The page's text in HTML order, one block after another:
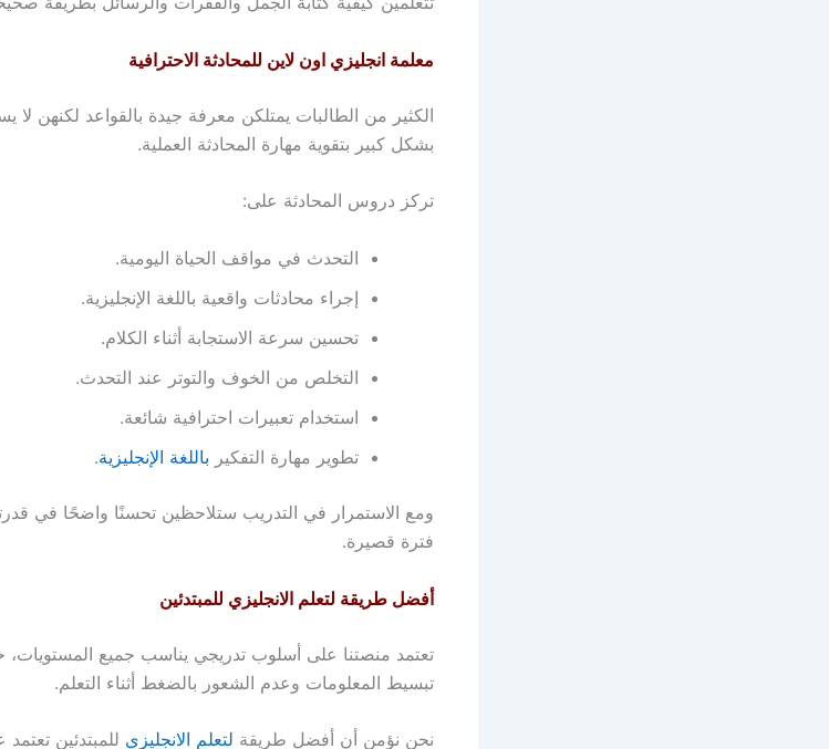
معلمة انجليزي اون لاين للمحادثة الاحترافية
الكثير من الطالبات يمتلكن معرفة جيدة بالقواعد لكنهن لا
بشكل كبير بتقوية مهارة المحادثة العملية.
تركز دروس المحادثة على:
التحدث في مواقف الحياة اليومية.
إجراء محادثات واقعية باللغة الإنجليزية.
تحسين سرعة الاستجابة أثناء الكلام.
التخلص من الخوف والتوتر عند التحدث.
استخدام تعبيرات احترافية شائعة.
تطوير مهارة التفكير باللغة الإنجليزية.
ومع الاستمرار في التدريب ستلاحظين تحسنًا واضحًا في
فترة قصيرة.
أفضل طريقة لتعلم الانجليزي للمبتدئين
تعتمد منصتنا على أسلوب تدريجي يناسب جميع المستويات،
تبسيط المعلومات وعدم الشعور بالضغط أثناء التعلم.
نحن نؤمن أن أفضل طريقة لتعلم الانجليزي للمبتدئين